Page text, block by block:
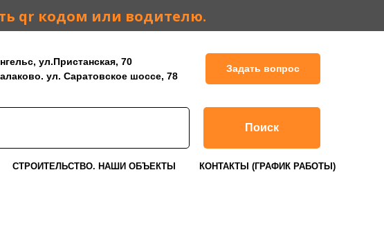
qr кодом или водителю.
ул.Пристанская, 70
ул. Саратовское шоссе, 78
Задать вопрос
Поиск
СТРОИТЕЛЬСТВО. НАШИ ОБЪЕКТЫ КОНТАКТЫ (ГРАФИК РАБОТЫ)